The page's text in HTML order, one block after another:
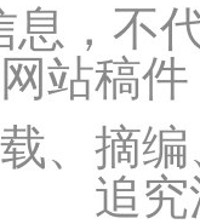
息，不
站稿
、摘
追